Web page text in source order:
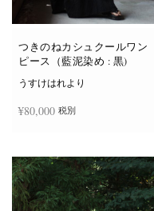
つきのねカシュクールワン
ピース（藍泥染め : 黒)
うすけはれより
¥80,000 税別